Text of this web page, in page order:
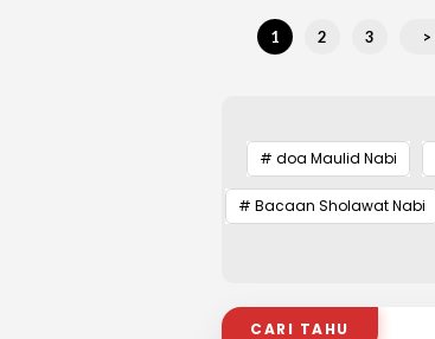
1 2 3 >
# doa Maulid Nabi
# Bacaan Sholawat Nabi
CARI TAHU